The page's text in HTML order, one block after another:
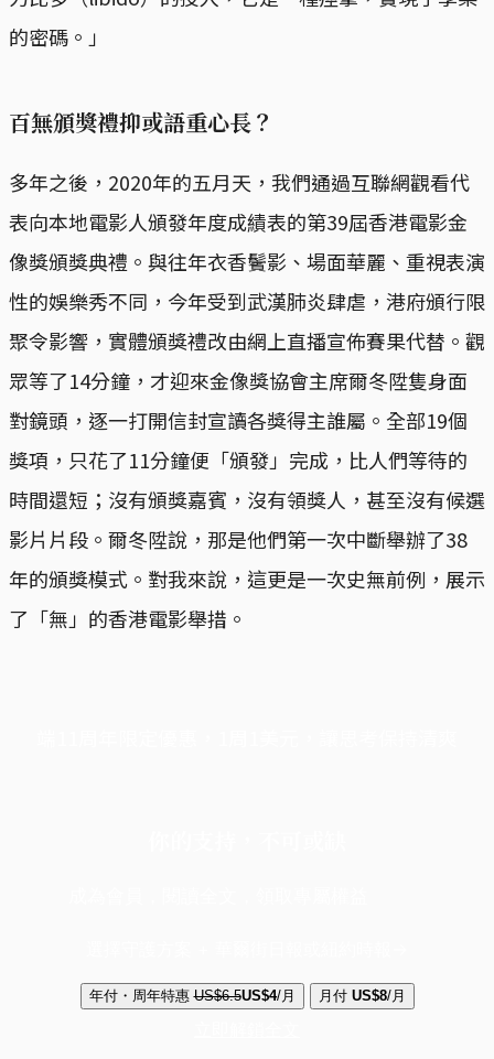
的密碼。」
百無頒獎禮抑或語重心長？
多年之後，2020年的五月天，我們通過互聯網觀看代
表向本地電影人頒發年度成績表的第39屆香港電影金
像獎頒獎典禮。與往年衣香鬢影、場面華麗、重視表演
性的娛樂秀不同，今年受到武漢肺炎肆虐，港府頒行限
聚令影響，實體頒獎禮改由網上直播宣佈賽果代替。觀
眾等了14分鐘，才迎來金像獎協會主席爾冬陞隻身面
對鏡頭，逐一打開信封宣讀各獎得主誰屬。全部19個
獎項，只花了11分鐘便「頒發」完成，比人們等待的
時間還短；沒有頒獎嘉賓，沒有領獎人，甚至沒有候選
影片片段。爾冬陞說，那是他們第一次中斷舉辦了38
年的頒獎模式。對我來說，這更是一次史無前例，展示
了「無」的香港電影舉措。
年付・周年特惠 US$6.5US$4/月 月付 US$8/月